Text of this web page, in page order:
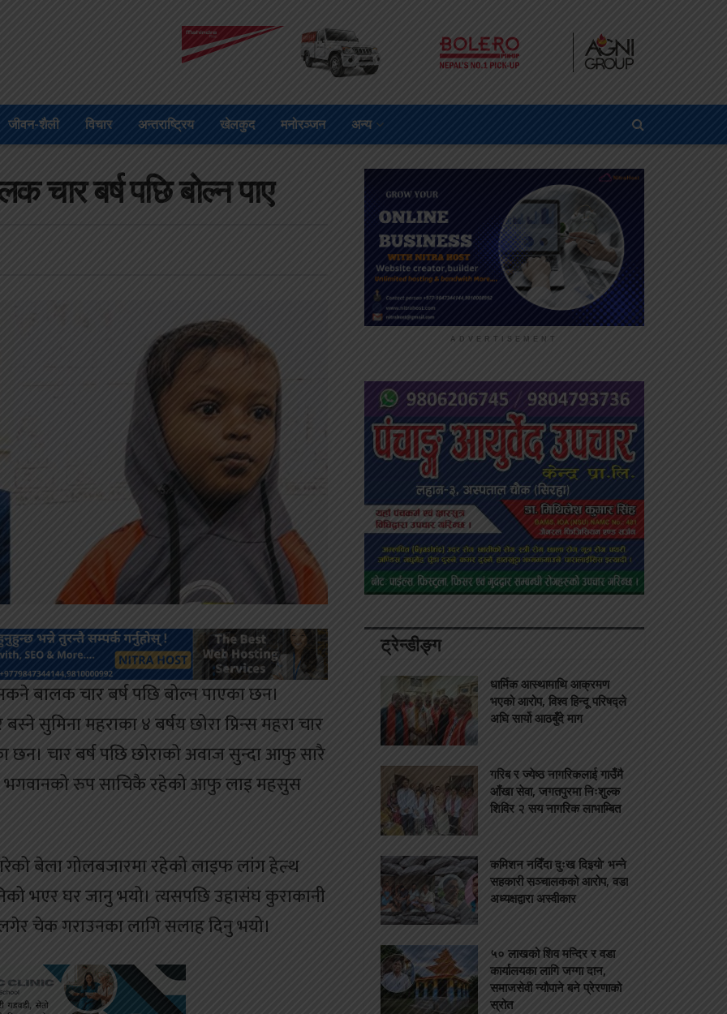
जीवन-शैली विचार अन्तराष्ट्रिय खेलकुद मनोरञ्जन अन्य
चार बर्ष पछि बोल्न पाए
बालक चार बर्ष पछि बोल्न पाएका छन।
सुमिना महराका ४ बर्षय छोरा प्रिन्स महरा चार
छन। चार बर्ष पछि छोराको अवाज सुन्दा आफु सारै
भगवानको रुप साचिकै रहेको आफु लाइ महसुस
बेला गोलबजारमा रहेको लाइफ लांग हेल्थ
भएर घर जानु भयो। त्यसपछि उहासंघ कुराकानी
चेक गराउनका लागि सलाह दिनु भयो।
ADVERTISEMENT
ट्रेन्डीङ्ग
धार्मिक आस्थामाथि आक्रमण
भएको आरोप, विश्व हिन्दू परिषद्ले
अघि सार्यो आठबुँदे माग
गरिब र ज्येष्ठ नागरिकलाई गाउँमै
आँखा सेवा, जगतपुरमा निःशुल्क
शिविर २ सय नागरिक लाभाम्बित
कमिशन नदिँदा दुःख दिइयो’ भन्ने
सहकारी सञ्चालकको आरोप, वडा
अध्यक्षद्वारा अस्वीकार
५० लाखको शिव मन्दिर र वडा
कार्यालयका लागि जग्गा दान,
समाजसेवी न्यौपाने बने प्रेरणाको
स्रोत